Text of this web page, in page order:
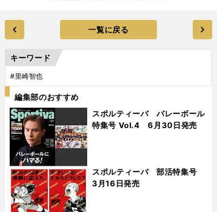
一覧に戻る
キーワード
#里崎智也
編集部のおすすめ
スポルティーバ バレーボール
特集号 Vol.4 6月30日発売
スポルティーバ 部活特集号
3月16日発売